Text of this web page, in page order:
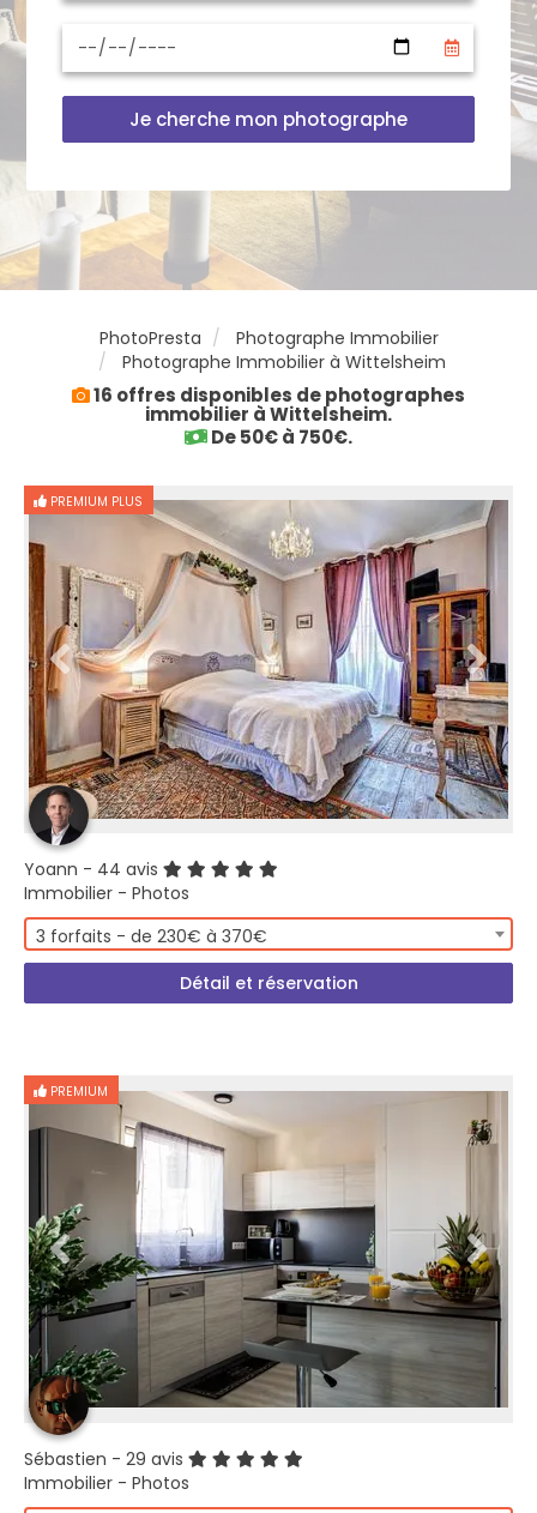
Je cherche mon photographe
PhotoPresta
Photographe Immobilier
Photographe Immobilier à Wittelsheim
16 offres disponibles de photographes
immobilier à Wittelsheim.
De 50€ à 750€.
PREMIUM PLUS
Yoann - 44 avis
Immobilier - Photos
3 forfaits - de 230€ à 370€
Détail et réservation
PREMIUM
Sébastien - 29 avis
Immobilier - Photos